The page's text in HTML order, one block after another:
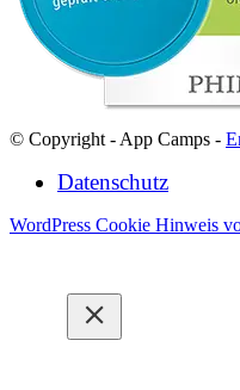
© Copyright - App Camps -
Datenschutz
WordPress Cookie Hinweis